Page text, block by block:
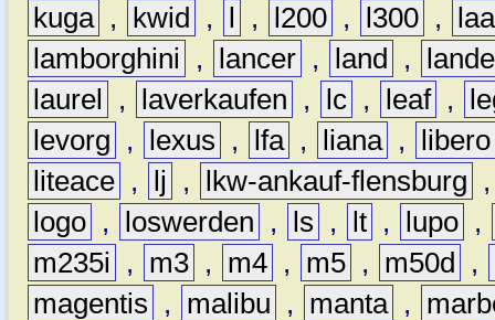
kuga , kwid , l , l200 , l300 ,
lamborghini
, lancer , land ,
laurel
, laverkaufen , lc , leaf ,
levorg
, lexus , lfa , liana ,
libero
liteace , lj , lkw-ankauf-flensburg
logo , loswerden , ls , lt , lupo ,
m235i
, m3 , m4 , m5 , m50d ,
magentis
, malibu , manta ,